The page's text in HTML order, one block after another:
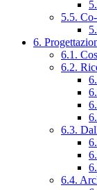
5.5.
6.
6.1.
6.2.
6.3.
6.4.